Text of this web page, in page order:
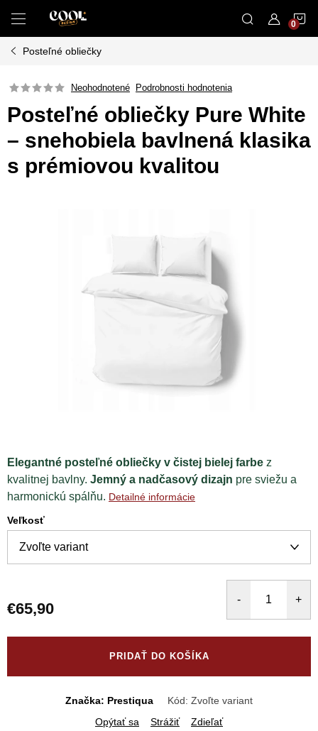
obsah
Posteľné obliečky
Neohodnotené Podrobnosti hodnotenia
Posteľné obliečky Pure White
– snehobiela bavlnená klasika
s prémiovou kvalitou
Elegantné posteľné obliečky v čistej bielej farbe z
kvalitnej bavlny. Jemný a nadčasový dizajn pre sviežu a
harmonickú spálňu. Detailné informácie
Veľkosť
€65,90
PRIDAŤ DO KOŠÍKA
Značka: Prestiqua Kód: Zvoľte variant
Opýtať sa
Strážiť Zdieľať